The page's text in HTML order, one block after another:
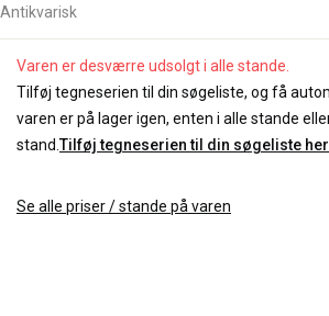
Antikvarisk
Varen er desværre udsolgt i alle stande.
Tilføj tegneserien til din søgeliste, og få
varen er på lager igen, enten i alle stande
stand.Tilføj tegneserien til din søgeliste her
Se alle priser / stande på varen